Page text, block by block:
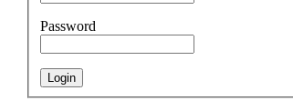
Password